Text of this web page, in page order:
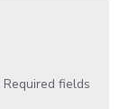
Required fields